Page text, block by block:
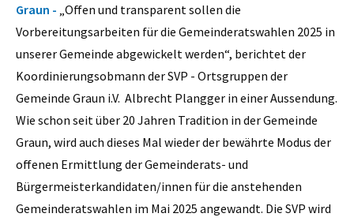
Graun - „Offen und transparent sollen die
Vorbereitungsarbeiten für die Gemeinderatswahlen 2025 in
unserer Gemeinde abgewickelt werden“, berichtet der
Koordinierungsobmann der SVP - Ortsgruppen der
Gemeinde Graun i.V. Albrecht Plangger in einer Aussendung.
Wie schon seit über 20 Jahren Tradition in der Gemeinde
Graun, wird auch dieses Mal wieder der bewährte Modus der
offenen Ermittlung der Gemeinderats- und
Bürgermeisterkandidaten/innen für die anstehenden
Gemeinderatswahlen im Mai 2025 angewandt. Die SVP wird